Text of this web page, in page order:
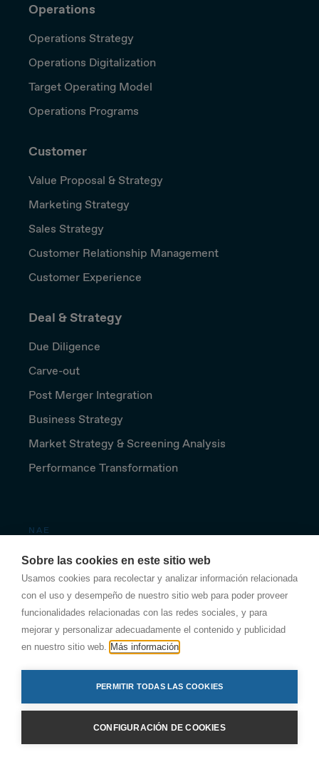
Sobre las cookies en este sitio web
Usamos cookies para recolectar y analizar información relacionada
con el uso y desempeño de nuestro sitio web para poder proveer
funcionalidades relacionadas con las redes sociales, y para
mejorar y personalizar adecuadamente el contenido y publicidad
en nuestro sitio web. Más información
PERMITIR TODAS LAS COOKIES
CONFIGURACIÓN DE COOKIES
Operations
Operations Strategy
Operations Digitalization
Target Operating Model
Operations Programs
Customer
Value Proposal & Strategy
Marketing Strategy
Sales Strategy
Customer Relationship Management
Customer Experience
Deal & Strategy
Due Diligence
Carve-out
Post Merger Integration
Business Strategy
Market Strategy & Screening Analysis
Performance Transformation
NAE
Sobre Nae
Uneix-te
Mitjans
Contact
SEGUEIX-NOS